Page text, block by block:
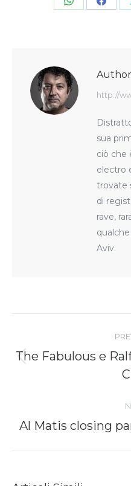
Share Share
http://
sua
ciò che
electro
trovate
di
rave,
Aviv.
The Fabulous e
Al Matis closing